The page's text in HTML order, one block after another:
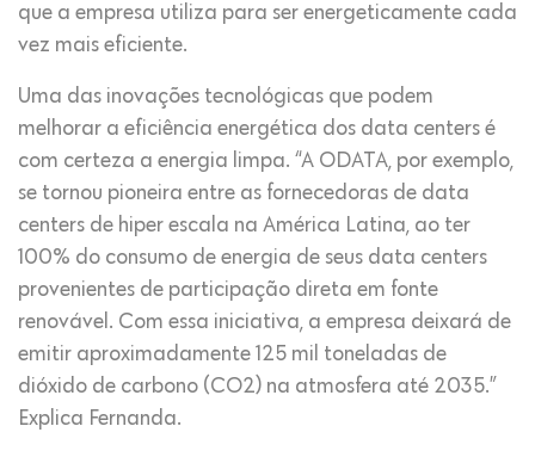
que a empresa utiliza para ser energeticamente cada
vez mais eficiente.
Uma das inovações tecnológicas que podem
melhorar a eficiência energética dos data centers é
com certeza a energia limpa. “A ODATA, por exemplo,
se tornou pioneira entre as fornecedoras de data
centers de hiper escala na América Latina, ao ter
100% do consumo de energia de seus data centers
provenientes de participação direta em fonte
renovável. Com essa iniciativa, a empresa deixará de
emitir aproximadamente 125 mil toneladas de
dióxido de carbono (CO2) na atmosfera até 2035.”
Explica Fernanda.